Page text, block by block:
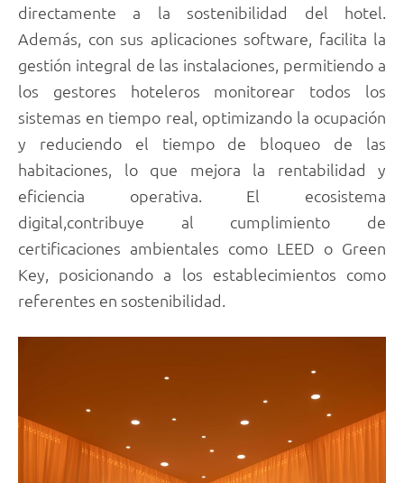
directamente a la sostenibilidad del hotel.
Además, con sus aplicaciones software, facilita la
gestión integral de las instalaciones, permitiendo a
los gestores hoteleros monitorear todos los
sistemas en tiempo real, optimizando la ocupación
y reduciendo el tiempo de bloqueo de las
habitaciones, lo que mejora la rentabilidad y
eficiencia operativa. El ecosistema
digital,contribuye al cumplimiento de
certificaciones ambientales como LEED o Green
Key, posicionando a los establecimientos como
referentes en sostenibilidad.